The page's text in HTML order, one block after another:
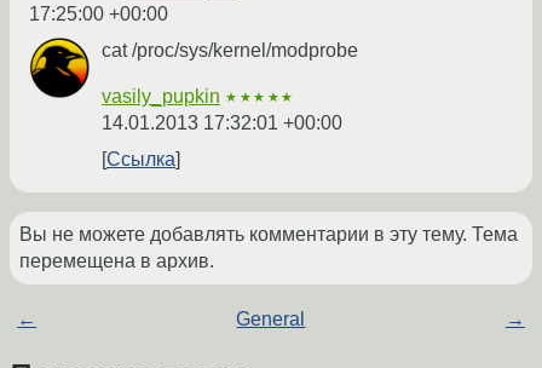
17:25:00 +00:00
cat /proc/sys/kernel/modprobe
vasily_pupkin ★★★★★
14.01.2013 17:32:01 +00:00
Ссылка
Вы не можете добавлять комментарии в эту тему. Тема
перемещена в архив.
← General →